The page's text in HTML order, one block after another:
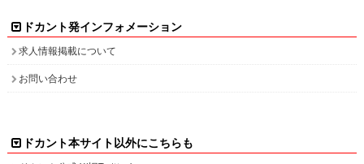
ドカント本サイト以外にこちらも
ドカント公式 Instagram
検索キーワード一覧